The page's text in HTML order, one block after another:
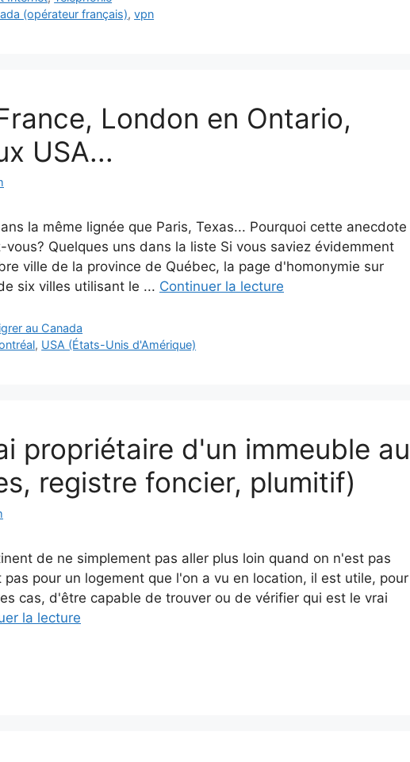
(opérateur français),vpn
London en Ontario,
USA...
la même lignée que Paris, Texas... Pourquoi cette anecdote
vous? Quelques uns dans la liste Si vous saviez évidemment
ville de la province de Québec, la page d'homonymie sur
six villes utilisant le ... Continuer la lecture
au Canada
, USA (États-Unis d'Amérique)
propriétaire d'un immeuble au
registre foncier, plumitif)
de ne simplement pas aller plus loin quand on n'est pas
pour un logement que l'on a vu en location, il est utile, pour
cas, d'être capable de trouver ou de vérifier qui est le vrai
la lecture